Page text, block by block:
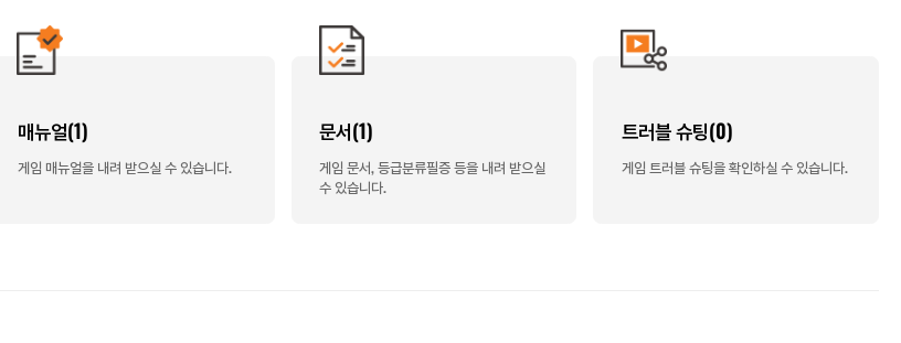
매뉴얼(1)
게임 매뉴얼을 내려 받으실 수 있습니다.
문서(1)
게임 문서, 등급분류필증 등을 내려 받으실
수 있습니다.
트러블 슈팅(0)
게임 트러블 슈팅을 확인하실 수 있습니다.